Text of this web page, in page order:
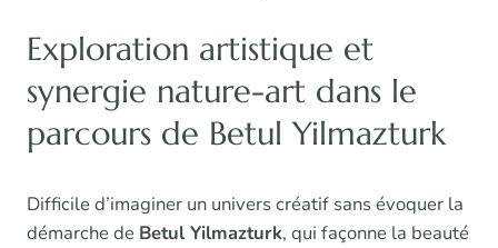
Exploration artistique et
synergie nature-art dans le
parcours de Betul Yilmazturk
Difficile d’imaginer un univers créatif sans évoquer la
démarche de Betul Yilmazturk, qui façonne la beauté